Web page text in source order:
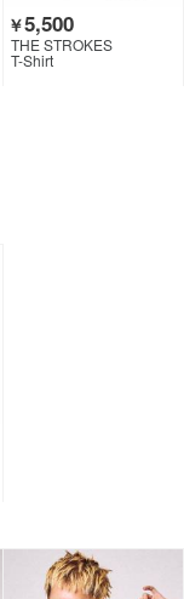
￥5,500
THE STROKES
T-Shirt